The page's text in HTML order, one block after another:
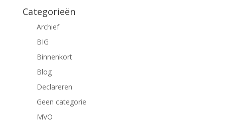
Categorieën
Archief
BIG
Binnenkort
Blog
Declareren
Geen categorie
MVO